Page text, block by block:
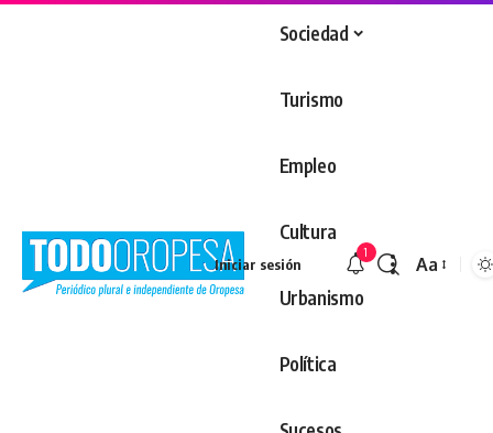
Sociedad
Turismo
Empleo
Cultura
Urbanismo
Política
Iniciar sesión
1
Aa